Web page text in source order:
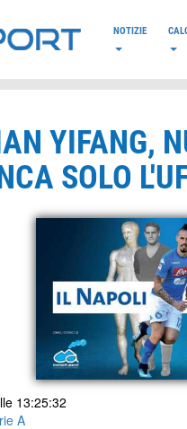
NOTIZIE
YIFANG,
SOLO
13:25:32
A